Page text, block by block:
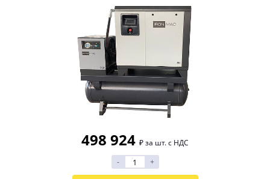
498 924 ₽ за шт. с НДС
-
+